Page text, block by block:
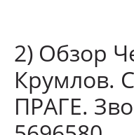
2) Обзор
Крумлов.
ПРАГЕ.